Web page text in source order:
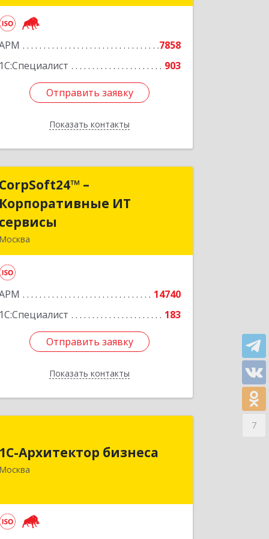
7858
1С:Специалист
903
Отправить заявку
Показать контакты
Отправить заявку
Назад
CorpSoft24™ –
Корпоративные ИТ
сервисы
Москва
14740
1С:Специалист
183
Отправить заявку
Показать контакты
Корпоративные ИТ
Подробнее
Отправить заявку
Назад
1С-Архитектор бизнеса
Москва
115114, Москва г, Кожевнический 2-й
пер, дом № 12, строение 2, этаж
7